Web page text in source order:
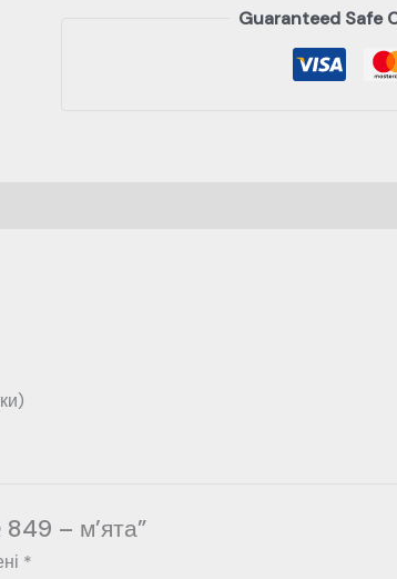
Guaranteed Safe
– м’ята”
*